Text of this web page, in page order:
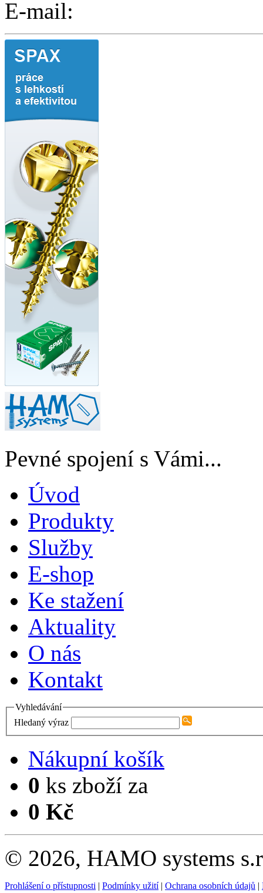
E-mail:
Pevné spojení s Vámi...
Úvod
Produkty
Služby
E-shop
Ke stažení
Aktuality
O nás
Kontakt
Vyhledávání
Hledaný výraz
Nákupní košík
0 ks zboží za
0 Kč
© 2026, HAMO systems
Prohlášení o přístupnosti | Podmínky užití| Ochrana osobních údajů |